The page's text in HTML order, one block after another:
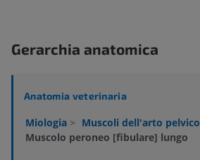
Gerarchia anatomica
Anatomia veterinaria
Miologia > Muscoli dell'arto pelvico
Muscolo peroneo [fibulare] lungo